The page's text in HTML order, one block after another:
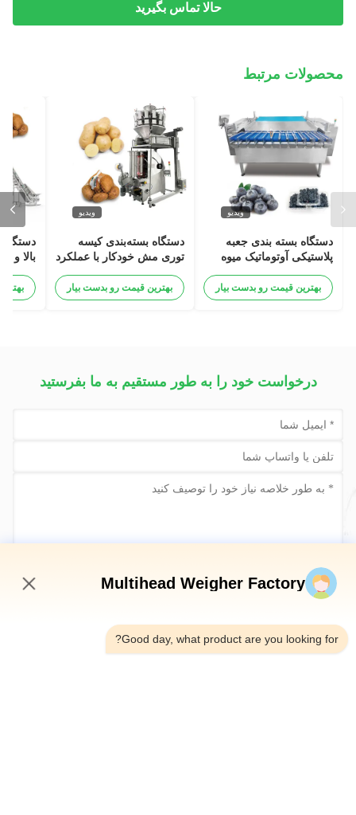
حالا تماس بگیرید
محصولات مرتبط
ویدیو
دستگاه بسته بندی جعبه
پلاستیکی آوتوماتیک میوه
زمستانی جوجو
بهترین قیمت رو بدست بیار
ویدیو
دستگاه بسته‌بندی کیسه
توری مش خودکار با عملکرد
سیر، پرتقال، سبزیجات،
دستگاه بسته‌بندی کیسه
بهترین قیمت رو بدست بیار
دستگاه
درخواست خود را به طور مستقیم به ما بفرستید
حالا ارسال کن
Multihead Weigher Factory
Good day, what product are you looking for?